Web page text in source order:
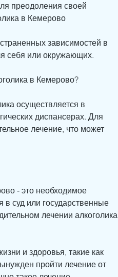
преодоления своей
в Кемерово
зависимостей в
себя или окружающих.
в Кемерово?
осуществляется в
диспансерах. Для
лечение, что может
- это необходимое
в суд или государственные
лечении алкоголика
и здоровья, такие как
пройти лечение от